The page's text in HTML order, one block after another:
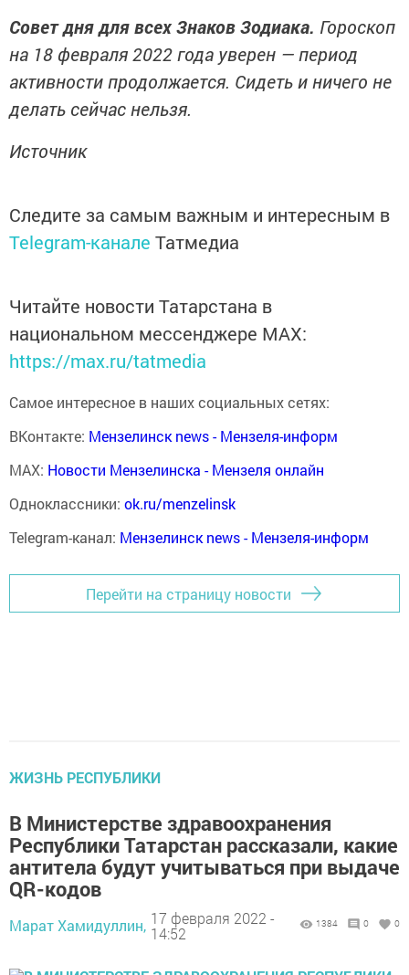
Совет дня для всех Знаков Зодиака. Гороскоп
на 18 февраля 2022 года уверен — период
активности продолжается. Сидеть и ничего не
делать сейчас нельзя.
Источник
Следите за самым важным и интересным в
Telegram-канале Татмедиа
Читайте новости Татарстана в
национальном мессенджере MАХ:
https://max.ru/tatmedia
Самое интересное в наших социальных сетях:
ВКонтакте: Мензелинск news - Мензеля-информ
MAX: Новости Мензелинска - Мензеля онлайн
Одноклассники: ok.ru/menzelinsk
Telegram-канал: Мензелинск news - Мензеля-информ
Перейти на страницу новости
ЖИЗНЬ РЕСПУБЛИКИ
В Министерстве здравоохранения
Республики Татарстан рассказали, какие
антитела будут учитываться при выдаче
QR-кодов
Марат Хамидуллин, 17 февраля 2022 -
14:52
1384 0 0